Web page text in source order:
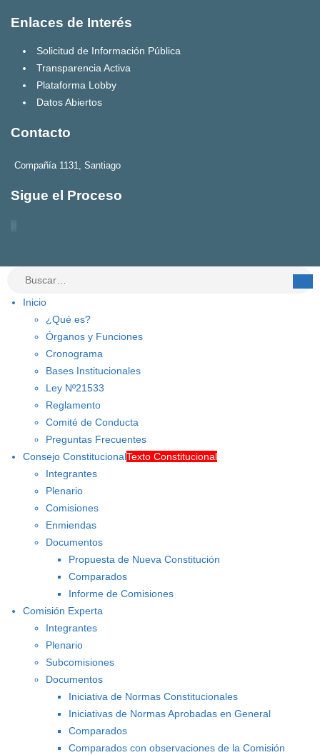
Enlaces de Interés
Solicitud de Información Pública
Transparencia Activa
Plataforma Lobby
Datos Abiertos
Contacto
Compañía 1131, Santiago
Sigue el Proceso
Inicio
¿Qué es?
Órganos y Funciones
Cronograma
Bases Institucionales
Ley Nº21533
Reglamento
Comité de Conducta
Preguntas Frecuentes
Consejo ConstitucionalTexto Constitucional
Integrantes
Plenario
Comisiones
Enmiendas
Documentos
Propuesta de Nueva Constitución
Comparados
Informe de Comisiones
Comisión Experta
Integrantes
Plenario
Subcomisiones
Documentos
Iniciativa de Normas Constitucionales
Iniciativas de Normas Aprobadas en General
Comparados
Comparados con observaciones de la Comisión